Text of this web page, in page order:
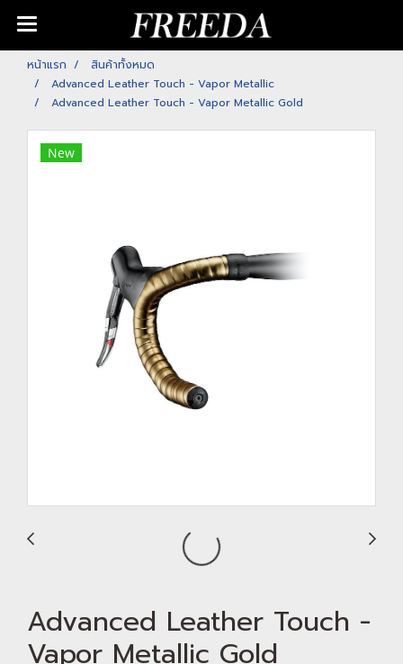
หน้าแรก
สินค้าทั้งหมด
Advanced Leather Touch - Vapor Metallic
Advanced Leather Touch - Vapor Metallic Gold
New
Advanced Leather Touch -
Vapor Metallic Gold